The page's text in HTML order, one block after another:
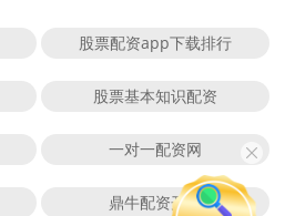
股票配资app下载排行
股票基本知识配资
一对一配资网
鼎牛配资开户